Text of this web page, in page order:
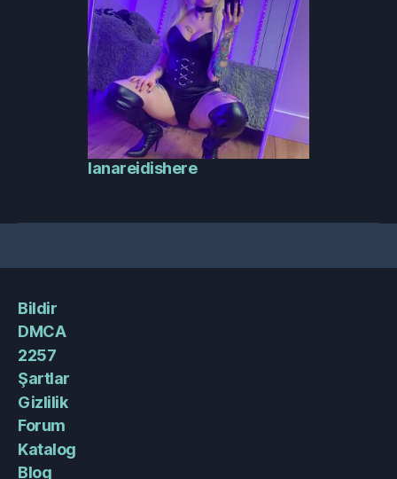
lanareidishere
Bildir
DMCA
2257
Şartlar
Gizlilik
Forum
Katalog
Blog